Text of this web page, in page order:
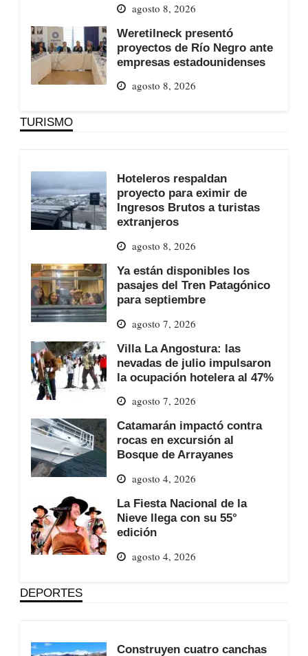
agosto 8, 2026
Weretilneck presentó
proyectos de Río Negro ante
empresas estadounidenses
agosto 8, 2026
TURISMO
Hoteleros respaldan
proyecto para eximir de
Ingresos Brutos a turistas
extranjeros
agosto 8, 2026
Ya están disponibles los
pasajes del Tren Patagónico
para septiembre
agosto 7, 2026
Villa La Angostura: las
nevadas de julio impulsaron
la ocupación hotelera al 47%
agosto 7, 2026
Catamarán impactó contra
rocas en excursión al
Bosque de Arrayanes
agosto 4, 2026
La Fiesta Nacional de la
Nieve llega con su 55°
edición
agosto 4, 2026
DEPORTES
Construyen cuatro canchas